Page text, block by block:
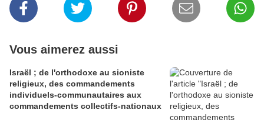
Vous aimerez aussi
Israël ; de l'orthodoxe au sioniste
religieux, des commandements
individuels-communautaires aux
commandements collectifs-nationaux